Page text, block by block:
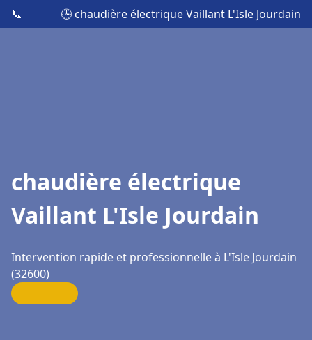
📞 🕒 chaudière électrique Vaillant L'Isle Jourdain
chaudière électrique
Vaillant L'Isle Jourdain
Intervention rapide et professionnelle à L'Isle Jourdain
(32600)